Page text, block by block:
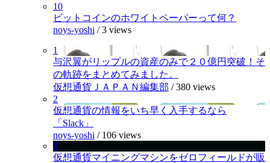
10
ビットコインのホワイトペーパーって何？
noys-yoshi /3 views
1
与沢翼がリップルの資産のみで２０億円突破！そ
の軌跡をまとめてみました。
仮想通貨ＪＡＰＡＮ編集部 /380 views
2
仮想通貨の情報をいち早く入手するなら
「Slack」
noys-yoshi / 106 views
3
仮想通貨マイニングマシンをゼロフィールドが販